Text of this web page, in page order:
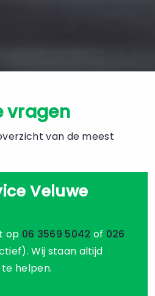
vragen
van de meest
Veluwe
op 06 3569 5042 of 026
Wij staan altijd
helpen.